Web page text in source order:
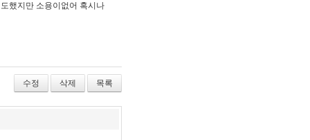
했지만 소용이없어 혹시나
수정 삭제 목록